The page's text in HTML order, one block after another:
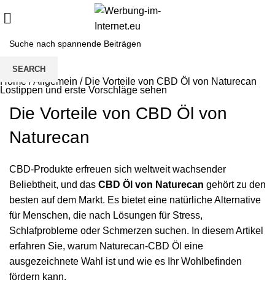
Home /Allgemein / Die Vorteile von CBD Öl von Naturecan
Die Vorteile von CBD Öl von
Naturecan
CBD-Produkte erfreuen sich weltweit wachsender
Beliebtheit, und das CBD Öl von Naturecan gehört zu den
besten auf dem Markt. Es bietet eine natürliche Alternative
für Menschen, die nach Lösungen für Stress,
Schlafprobleme oder Schmerzen suchen. In diesem Artikel
erfahren Sie, warum Naturecan-CBD Öl eine
ausgezeichnete Wahl ist und wie es Ihr Wohlbefinden
fördern kann.
SEARCH
Lostippen und erste Vorschläge sehen